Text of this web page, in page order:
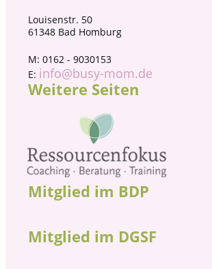
Louisenstr. 50
61348 Bad Homburg
M: 0162 - 9030153
E: info@busy-mom.de
Weitere Seiten
Mitglied im BDP
Mitglied im DGSF